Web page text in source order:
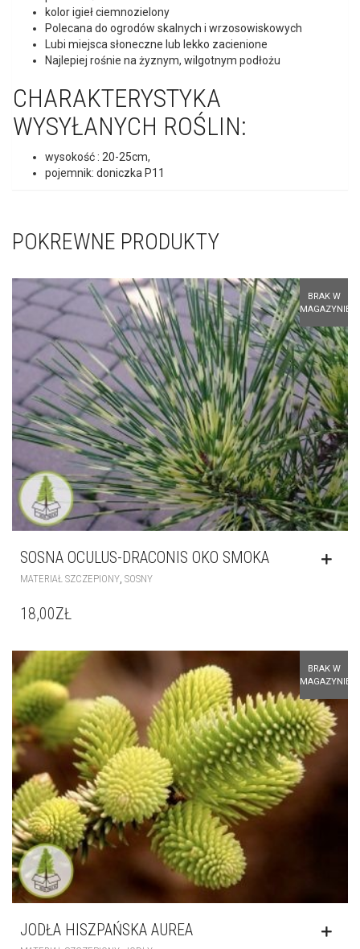
WYSYŁANYCH ROŚLIN:
wysokość : 20-25cm,
pojemnik: doniczka P11
POKREWNE PRODUKTY
SOSNA OCULUS-DRACONIS OKO SMOKA
MATERIAŁ SZCZEPIONY,SOSNY
18,00ZŁ
BRAK W
JODŁA HISZPAŃSKA AUREA
MATERIAŁ SZCZEPIONY,JODŁY
22,00ZŁ
BRAK W